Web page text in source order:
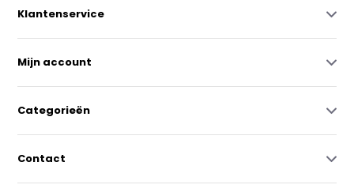
Klantenservice
Mijn account
Categorieën
Contact